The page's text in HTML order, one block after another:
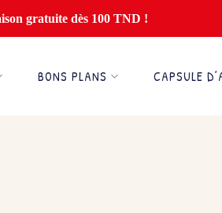
gratuite dès 100 TND !
BONS PLANS CAPSULE